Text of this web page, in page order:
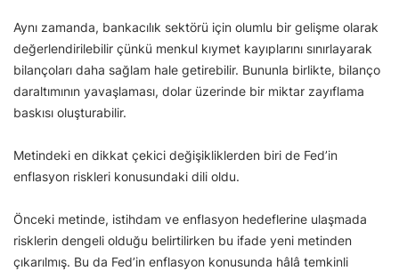
Aynı zamanda, bankacılık sektörü için olumlu bir gelişme olarak
değerlendirilebilir çünkü menkul kıymet kayıplarını sınırlayarak
bilançoları daha sağlam hale getirebilir. Bununla birlikte, bilanço
daraltımının yavaşlaması, dolar üzerinde bir miktar zayıflama
baskısı oluşturabilir.
Metindeki en dikkat çekici değişikliklerden biri de Fed’in
enflasyon riskleri konusundaki dili oldu.
Önceki metinde, istihdam ve enflasyon hedeflerine ulaşmada
risklerin dengeli olduğu belirtilirken bu ifade yeni metinden
çıkarılmış. Bu da Fed’in enflasyon konusunda hâlâ temkinli